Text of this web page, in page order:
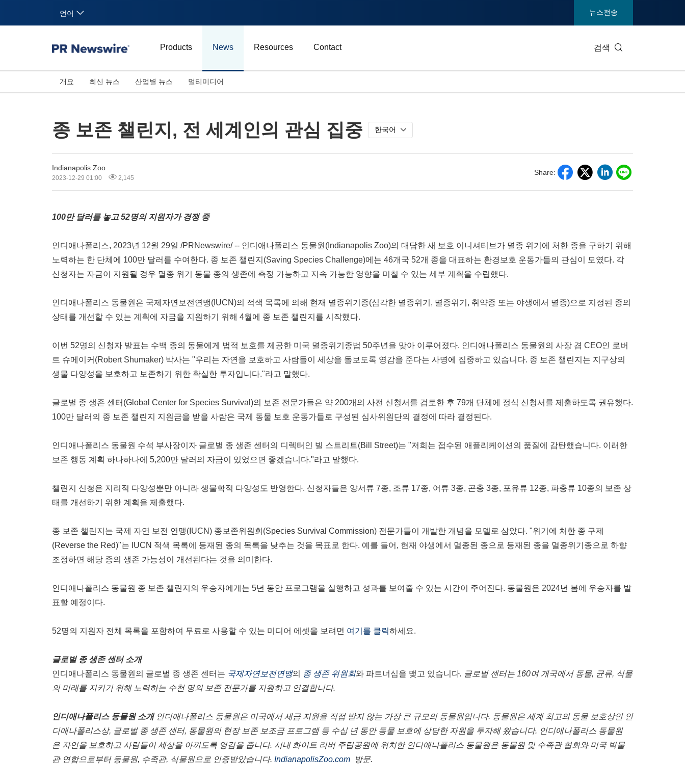
언어 뉴스전송
Products News Resources Contact 검색
개요 최신 뉴스 산업별 뉴스
에너지
멀티미디어
종 보존 챌린지, 전 세계인의 관심 집중 한국어
Indianapolis Zoo
2023-12-29 01:00 2,145
Share:
100만 달러를 놓고52명의 지원자가 경쟁 중
인디애나폴리스, 2023년 12월 29일 /PRNewswire/ -- 인디애나폴리스 동물원 (Indianapolis Zoo)의 대담한 새 보호 이니셔티브가 멸종 위기에 처한 종을 구하기
위해
노력하는 한 단체에 100만 달러를 수여한다. 종 보존 챌린지 (Saving Species Challenge)에는 46개국 52개 종을 대표하는 환경보호 운동가들의 관심이 모였다. 각
신청자는 자금이 지원될 경우 멸종 위기 동물 종의 생존에 측정 가능하고 지속 가능한 영향을 미칠 수 있는 세부 계획을 수립했다.
인디애나폴리스 동물원은 국제자연보전연맹(IUCN)의 적색 목록에 의해 현재 멸종위기종(심각한 멸종위기 , 멸종위기 , 취약종 또는 야생에서 멸종)으로 지정된 종의
상태를 개선할 수 있는 계획에 자금을 지원하기 위해 4월에 종 보존 챌린지를 시작했다.
이번 52명의 신청자 발표는 수백 종의 동물에게 법적 보호를 제공한 미국 멸종위기종법 50주년을 맞아 이루어졌다. 인디애나폴리스 동물원의 사장 겸 CEO인 로버
트 슈메이커 (Robert Shumaker) 박사는 "우리는 자연을 보호하고 사람들이 세상을 돌보도록 영감을 준다는 사명에 집중하고 있습니다. 종 보존 챌린지는 지구상의
생물 다양성을 보호하고 보존하기 위한 확실한 투자입니다."라고 말했다.
글로벌 종 생존 센터 (Global Center for Species Survival)의 보존 전문가들은 약 200개의 사전 신청서를 검토한 후 79개 단체에 정식 신청서를 제출하도록 권유했다.
100만 달러의 종 보존 챌린지 지원금을 받을 사람은 국제 동물 보호 운동가들로 구성된 심사위원단의 결정에 따라 결정된다.
인디애나폴리스 동물원 수석 부사장이자 글로벌 종 생존 센터의 디렉터인 빌 스트리트(Bill Street)는 "저희는 접수된 애플리케이션의 품질에 감탄했습니다. 이러한
보존 행동 계획 하나하나에 5,200만 달러의 자금이 있었으면 좋겠습니다."라고 말했다.
챌린지 신청은 지리적 다양성뿐만 아니라 생물학적 다양성도 반영한다. 신청자들은 양서류 7종, 조류 17종, 어류 3종, 곤충 3종, 포유류 12종, 파충류 10종의 보존 상
태를 개선하기 위한 계획을 제출했다.
종 보존 챌린지는 국제 자연 보전 연맹(IUCN) 종보존위원회 (Species Survival Commission) 전문가들이 개발한 개념을 모델로 삼았다. "위기에 처한 종 구제
(Reverse the Red)"는 IUCN 적색 목록에 등재된 종의 목록을 낮추는 것을 목표로 한다. 예를 들어 , 현재 야생에서 멸종된 종으로 등재된 종을 멸종위기종으로 하향
조정하면 해당 종의 생존 가능성이 개선된다는 것을 의미한다.
인디애나폴리스 동물원 종 보존 챌린지의 우승자에게는 5년 동안 프로그램을 실행하고 성과를 보여줄 수 있는 시간이 주어진다. 동물원은 2024년 봄에 우승자를 발
표할 예정이다.
52명의 지원자 전체 목록을 포함하여 무료로 사용할 수 있는 미디어 에셋을 보려면 여기를 클릭하세요.
글로벌 종 생존 센터 소개
인디애나폴리스 동물원의 글로벌 종 생존 센터는 국제자연보전연맹의 종 생존 위원회와 파트너십을 맺고 있습니다. 글로벌 센터는 160여 개국에서 동물, 균류, 식물
의 미래를 지키기 위해 노력하는 수천 명의 보존 전문가를 지원하고 연결합니다.
인디애나폴리스 동물원 소개 인디애나폴리스 동물원은 미국에서 세금 지원을 직접 받지 않는 가장 큰 규모의 동물원입니다. 동물원은 세계 최고의 동물 보호상인 인
디애나폴리스상, 글로벌 종 생존 센터, 동물원의 현장 보존 보조금 프로그램 등 수십 년 동안 동물 보호에 상당한 자원을 투자해 왔습니다. 인디애나폴리스 동물원
은 자연을 보호하고 사람들이 세상을 아끼도록 영감을 줍니다. 시내 화이트 리버 주립공원에 위치한 인디애나폴리스 동물원은 동물원 및 수족관 협회와 미국 박물
관 연합으로부터 동물원, 수족관, 식물원으로 인증받았습니다. IndianapolisZoo.com 방문.